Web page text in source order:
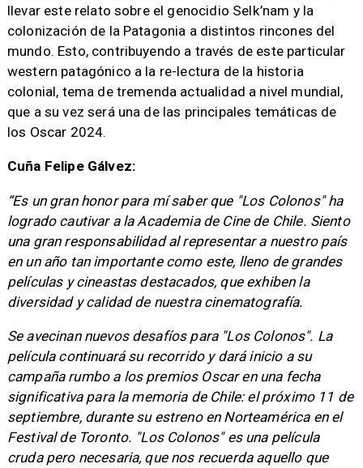
llevar este relato sobre el genocidio Selk’nam y la
colonización de la Patagonia a distintos rincones del
mundo. Esto, contribuyendo a través de este particular
western patagónico a la re-lectura de la historia
colonial, tema de tremenda actualidad a nivel mundial,
que a su vez será una de las principales temáticas de
los Oscar 2024.
Cuña Felipe Gálvez:
“Es un gran honor para mí saber que "Los Colonos" ha
logrado cautivar a la Academia de Cine de Chile. Siento
una gran responsabilidad al representar a nuestro país
en un año tan importante como este, lleno de grandes
películas y cineastas destacados, que exhiben la
diversidad y calidad de nuestra cinematografía.
Se avecinan nuevos desafíos para "Los Colonos". La
película continuará su recorrido y dará inicio a su
campaña rumbo a los premios Oscar en una fecha
significativa para la memoria de Chile: el próximo 11 de
septiembre, durante su estreno en Norteamérica en el
Festival de Toronto. "Los Colonos" es una película
cruda pero necesaria, que nos recuerda aquello que